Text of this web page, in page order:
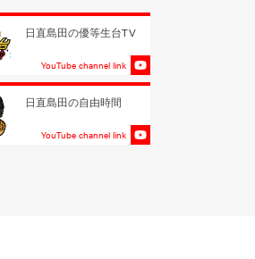
日直島田の優等生台TV
YouTube channel link
日直島田の自由時間
YouTube channel link